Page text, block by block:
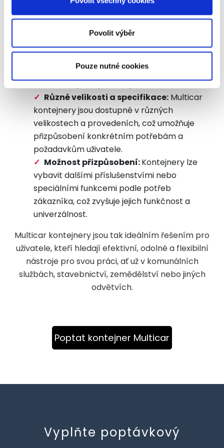
získali v důsledku toho, že používáte jejich služby.
Povolit výběr
Pouze nutné cookies
jsou vyrobeny z odolných materiálů, což
zajišťuje jejich dlouhou životnost i při
náročném používání.
Snadná manipulace:Kontejnery jsou
což zvyšuje efektivitu práce a snižuje fyzickou
náročnost pro operátory.
Různé velikosti a specifikace: Multicar
kontejnery jsou dostupné v různých
velikostech a provedeních, což umožňuje
přizpůsobení konkrétním potřebám a
požadavkům uživatele.
Možnost přizpůsobení:Kontejnery lze
vybavit dalšími příslušenstvími nebo
speciálními funkcemi podle potřeb
zákazníka, což zvyšuje jejich funkčnost a
univerzálnost.
Multicar kontejnery jsou tak ideálním řešením pro
uživatele, kteří hledají efektivní, odolné a flexibilní
nástroje pro svou práci, ať už v komunálních
službách, stavebnictví, zemědělství nebo jiných
odvětvích.
Poptat kontejner Multicar
Vyplňte poptávkový